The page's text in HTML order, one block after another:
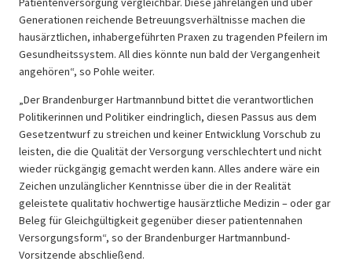
Generationen reichende Betreuungsverhältnisse machen die
hausärztlichen, inhabergeführten Praxen zu tragenden Pfeilern im
Gesundheitssystem. All dies könnte nun bald der Vergangenheit
angehören“, so Pohle weiter.
„Der Brandenburger Hartmannbund bittet die verantwortlichen
Politikerinnen und Politiker eindringlich, diesen Passus aus dem
Gesetzentwurf zu streichen und keiner Entwicklung Vorschub zu
leisten, die die Qualität der Versorgung verschlechtert und nicht
wieder rückgängig gemacht werden kann. Alles andere wäre ein
Zeichen unzulänglicher Kenntnisse über die in der Realität
geleistete qualitativ hochwertige hausärztliche Medizin – oder gar
Beleg für Gleichgültigkeit gegenüber dieser patientennahen
Versorgungsform“, so der Brandenburger Hartmannbund-
Vorsitzende abschließend.